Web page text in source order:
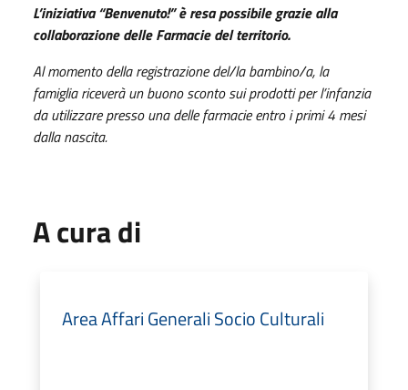
L’iniziativa “Benvenuto!” è resa possibile grazie alla
collaborazione delle Farmacie del territorio.
Al momento della registrazione del/la bambino/a, la
famiglia riceverà un buono sconto sui prodotti per l’infanzia
da utilizzare presso una delle farmacie entro i primi 4 mesi
dalla nascita.
A cura di
Area Affari Generali Socio Culturali